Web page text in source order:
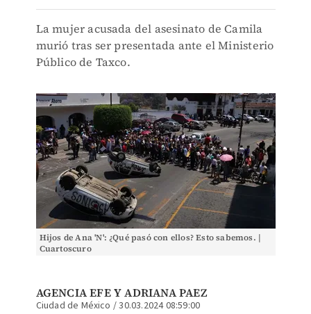
La mujer acusada del asesinato de Camila
murió tras ser presentada ante el Ministerio
Público de Taxco.
Hijos de Ana 'N': ¿Qué pasó con ellos? Esto sabemos. |
Cuartoscuro
AGENCIA EFEYADRIANA PAEZ
Ciudad de México /30.03.2024 08:59:00